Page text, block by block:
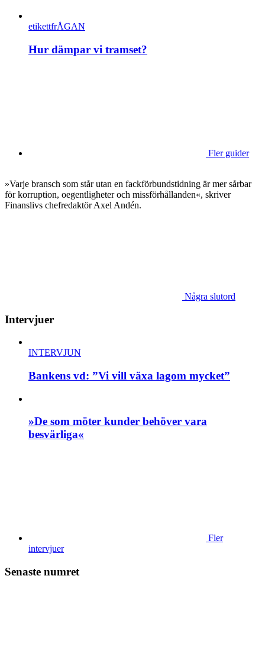
etikettfrÅGAN
Hur dämpar vi tramset?
Fler guider
»Varje bransch som står utan en fackförbundstidning är mer sårbar
för korruption, oegentligheter och missförhållanden«, skriver
Finanslivs chefredaktör Axel Andén.
Några slutord
Intervjuer
INTERVJUN
Bankens vd: ”Vi vill växa lagom mycket”
»De som möter kunder behöver vara
besvärliga«
Fler
intervjuer
Senaste numret